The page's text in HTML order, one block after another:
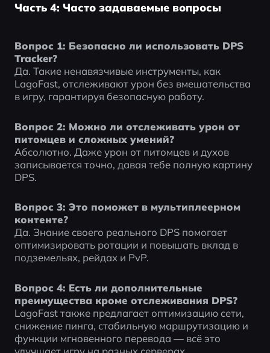
Часть 4: Часто задаваемые вопросы
Вопрос 1: Безопасно ли использовать DPS
Tracker?
Да. Такие ненавязчивые инструменты, как
LagoFast, отслеживают урон без вмешательства
в игру, гарантируя безопасную работу.
Вопрос 2: Можно ли отслеживать урон от
питомцев и сложных умений?
Абсолютно. Даже урон от питомцев и духов
записывается точно, давая тебе полную картину
DPS.
Вопрос 3: Это поможет в мультиплеерном
контенте?
Да. Знание своего реального DPS помогает
оптимизировать ротации и повышать вклад в
подземельях, рейдах и PvP.
Вопрос 4: Есть ли дополнительные
преимущества кроме отслеживания DPS?
LagoFast также предлагает оптимизацию сети,
снижение пинга, стабильную маршрутизацию и
функции мгновенного перевода — всё это